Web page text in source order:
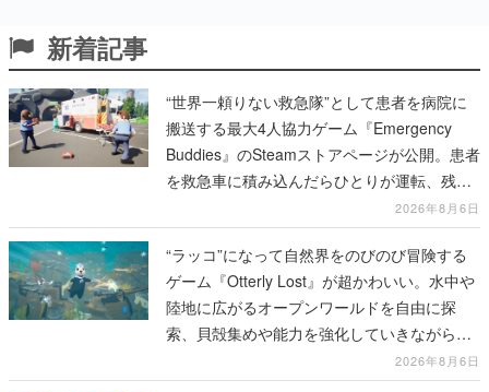
Buddies』のSteamストアページが公開。患者
を救急車に積み込んだらひとりが運転、残り
のクルーは後部で患者の命を繋げ2026年8月6日
“ラッコ”になって自然界をのびのび冒険する
ゲーム『Otterly Lost』が超かわいい。水中や
陸地に広がるオープンワールドを自由に探
索、貝殻集めや能力を強化していきながら、
動物たちの依頼を達成していく
2026年8月6日
マンガ版『イース』のKindle版が「66円」で
買えるセール中、全7巻まとめて「462円」と
破格に。赤髪の少年アドルが、浜辺に打ち上